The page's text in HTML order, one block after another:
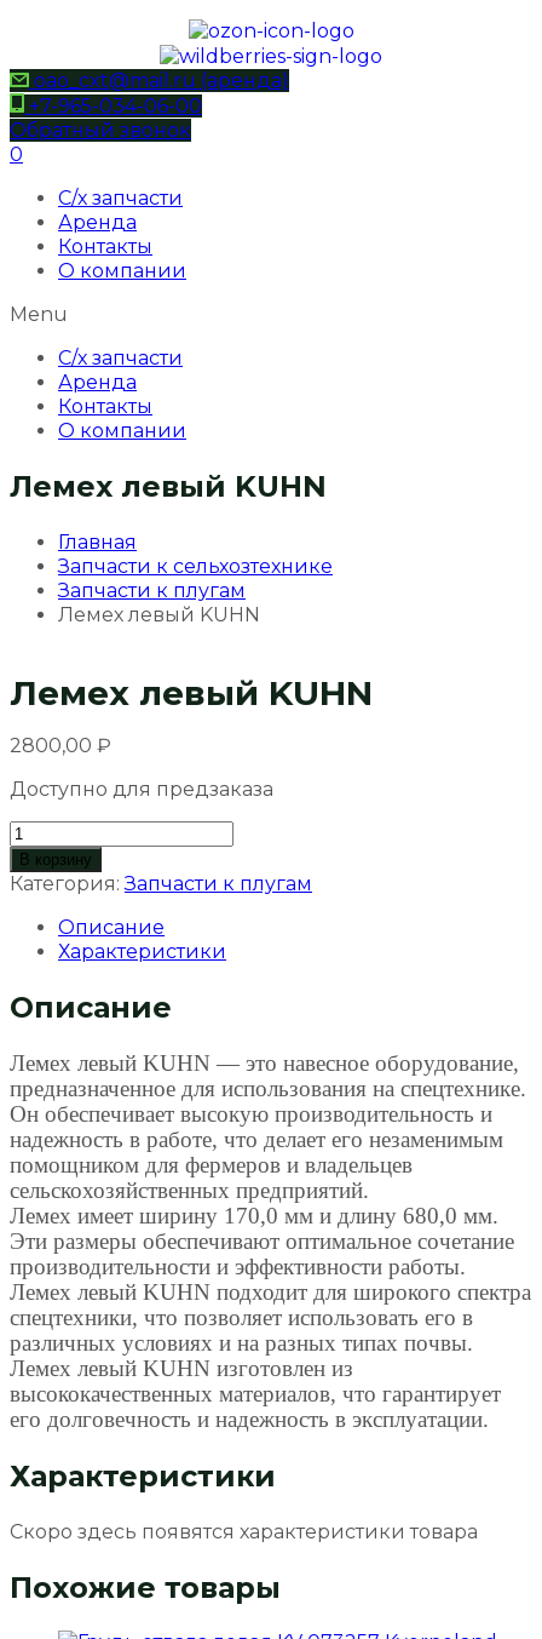
oao_cxt@mail.ru (аренда)
+7-965-034-06-00
Обратный звонок
0
С/х запчасти
Аренда
Контакты
О компании
Menu
С/х запчасти
Аренда
Контакты
О компании
Лемех левый KUHN
Главная
Запчасти к сельхозтехнике
Запчасти к плугам
Лемех левый KUHN
Лемех левый KUHN
2800,00 ₽
Доступно для предзаказа
Количество
товара
Лемех
KUHN
В корзину
Категория:Запчасти к плугам
Описание
Характеристики
Описание
Лемех левый KUHN — это навесное оборудование,
предназначенное для использования на спецтехнике.
Он обеспечивает высокую производительность и
надежность в работе, что делает его незаменимым
помощником для фермеров и владельцев
сельскохозяйственных предприятий.
Лемех имеет ширину 170,0 мм и длину 680,0 мм.
Эти размеры обеспечивают оптимальное сочетание
производительности и эффективности работы.
Лемех левый KUHN подходит для широкого спектра
спецтехники, что позволяет использовать его в
различных условиях и на разных типах почвы.
Лемех левый KUHN изготовлен из
высококачественных материалов, что гарантирует
его долговечность и надежность в эксплуатации.
Характеристики
Скоро здесь появятся характеристики товара
Похожие товары